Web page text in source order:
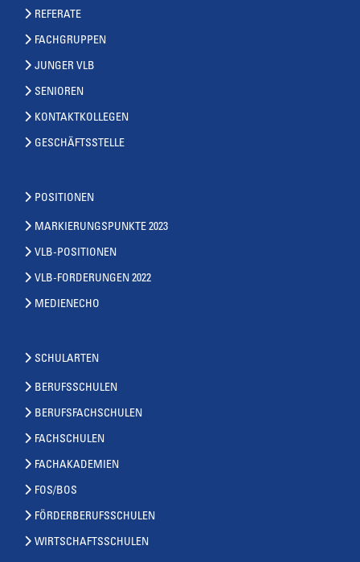
REFERATE
FACHGRUPPEN
JUNGER VLB
SENIOREN
KONTAKTKOLLEGEN
GESCHÄFTSSTELLE
POSITIONEN
MARKIERUNGSPUNKTE 2023
VLB-POSITIONEN
VLB-FORDERUNGEN 2022
MEDIENECHO
SCHULARTEN
BERUFSSCHULEN
BERUFSFACHSCHULEN
FACHSCHULEN
FACHAKADEMIEN
FOS/BOS
FÖRDERBERUFSSCHULEN
WIRTSCHAFTSSCHULEN